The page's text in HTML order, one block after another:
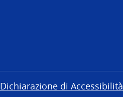
Dichiarazione di Accessibilità